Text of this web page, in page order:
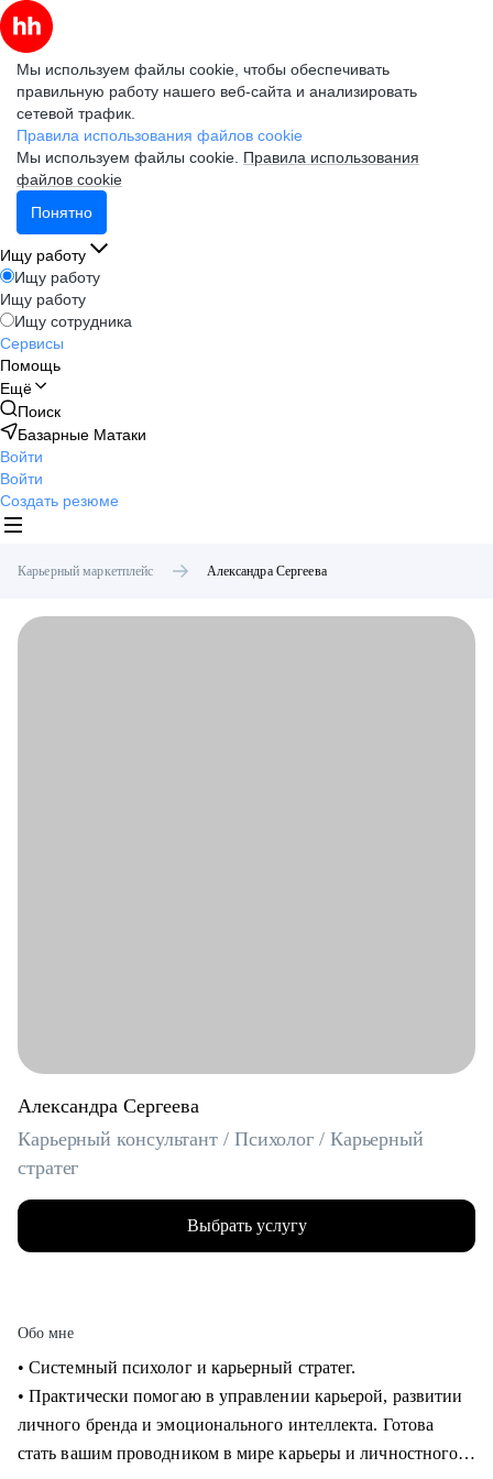
Мы используем файлы cookie, чтобы обеспечивать
правильную работу нашего веб-сайта и анализировать
сетевой трафик.
Правила использования файлов cookie
Мы используем файлы cookie. Правила использования
файлов cookie
Понятно
Ищу работу
Ищу работу
Ищу работу
Ищу сотрудника
Сервисы
Помощь
Ещё
Поиск
Базарные Матаки
Войти
Войти
Создать резюме
Карьерный маркетплейс Александра Сергеева
Александра Сергеева
Карьерный консультант / Психолог / Карьерный
стратег
Выбрать услугу
Обо мне
• Системный психолог и карьерный стратег.
• Практически помогаю в управлении карьерой, развитии
личного бренда и эмоционального интеллекта. Готова
стать вашим проводником в мире карьеры и личностного